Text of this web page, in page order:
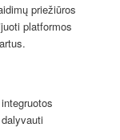
priežiūros
platformos